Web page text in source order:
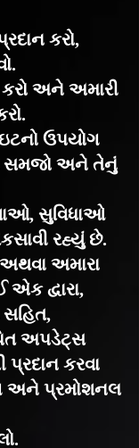
કરો,
કરો અને અમારી
ઉપયોગ
તે સમજો અને તેનું
સુવિધાઓ
રહ્યું છે.
અથવા અમારા
એક દ્વારા,
અપડેટ્સ
કરવા
અને પ્રમોશનલ